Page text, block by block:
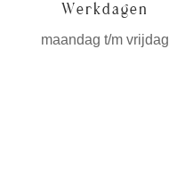
Werkdagen
maandag t/m vrijdag